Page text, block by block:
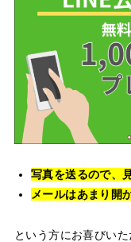
写真を送るので、
メールはあまり開
という方にお喜びいた